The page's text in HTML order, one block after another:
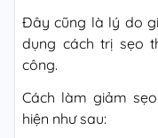
Đây cũng là lý do
dụng cách trị sẹo
công.
Cách làm giảm
hiện như sau: